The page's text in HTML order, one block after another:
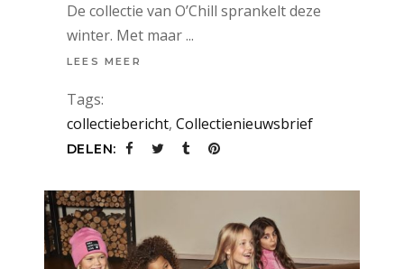
De collectie van O’Chill sprankelt deze
winter. Met maar
LEES MEER
Tags:
collectiebericht, Collectienieuwsbrief
DELEN: